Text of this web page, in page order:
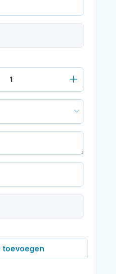
toevoegen